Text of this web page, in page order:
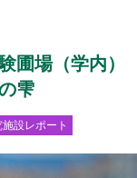
圃場（学内
雫
設レポート